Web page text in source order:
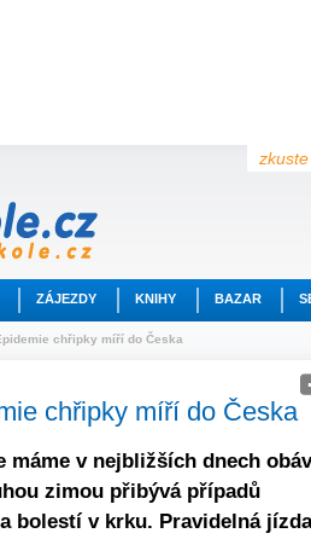
ZÁJEZDY KNIHY BAZAR
chřipky míří do Česka
chřipky míří do Česka
máme v nejbližších dnech
zimou přibývá případů
bolestí v krku. Pravidelná